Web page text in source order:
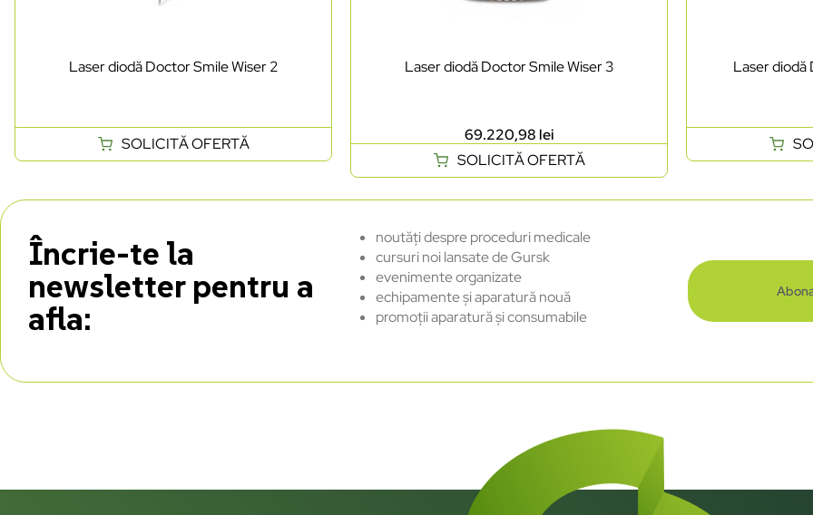
Laser diodă Doctor Smile Wiser 2
SOLICITĂ OFERTĂ
Laser diodă Doctor Smile Wiser 3
69.220,98 lei
SOLICITĂ OFERTĂ
Laser diodă
Încrie-te la
newsletter pentru a
afla:
noutăți despre proceduri medicale
cursuri noi lansate de Gursk
evenimente organizate
echipamente și aparatură nouă
promoții aparatură și consumabile